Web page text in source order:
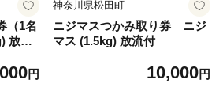
（1名
放流
円
神奈川県松田町
ニジマスつかみ取り券 ニジ
マス (1.5kg) 放流付
10,000円